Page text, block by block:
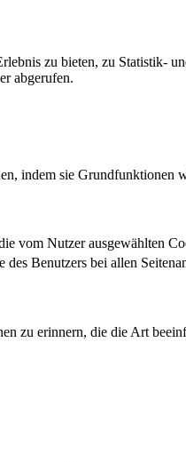
zu bieten, zu
abgerufen.
indem sie
vom Nutzer ausgewählten
des Benutzers bei allen
zu erinnern, die die Art